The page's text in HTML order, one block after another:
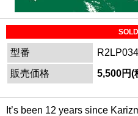
型番
R2LP034
販売価格
5,500円(
It’s been 12 years since